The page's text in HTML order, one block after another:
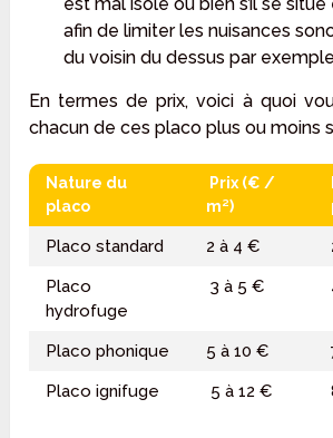
afin de limiter les nuisances
du voisin du dessus par
En termes de prix, voici à quoi
chacun de ces placo plus ou moins
Nature du
placo
Prix (€ /
m²)
Placo standard 2 à 4 €
Placo
hydrofuge
3 à 5 €
Placo phonique 5 à 10 €
Placo ignifuge
5 à 12 €